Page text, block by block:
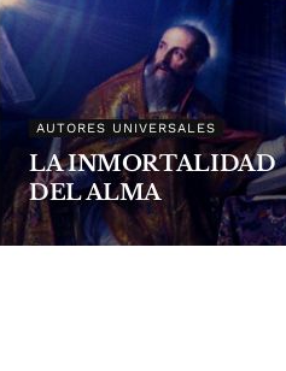
AUTORES UNIVERSALES
LA INMORTALIDAD
DEL ALMA